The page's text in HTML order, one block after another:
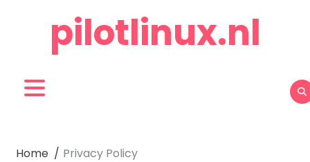
pilotlinux.nl
Home Privacy Policy